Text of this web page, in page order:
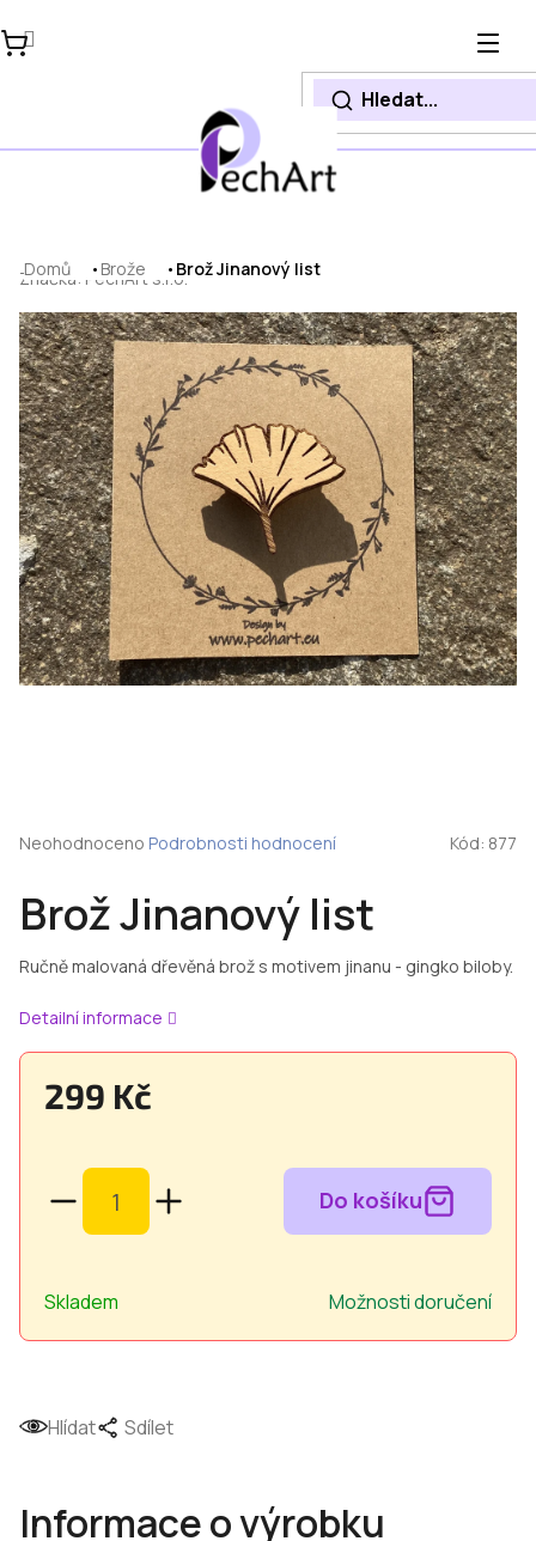
na
obsah
Domů Brože Brož Jinanový list
Značka: PechArt s.r.o.
Brož Jinanový list
Ručně malovaná dřevěná brož s motivem jinanu - gingko biloby.
Detailní informace
Hlídat Sdílet
299 Kč
Skladem Možnosti doručení
Průměrné
je
0,0
z
5
Neohodnoceno Podrobnosti hodnocení Kód: 877
Informace o výrobku